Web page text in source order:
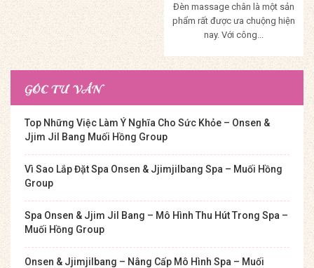
Đèn massage chân là một sản
phẩm rất được ưa chuộng hiện
nay. Với công...
Mua Hàng
GÓC TƯ VẤN
Top Những Việc Làm Ý Nghĩa Cho Sức Khỏe – Onsen &
Jjim Jil Bang Muối Hồng Group
Vì Sao Lắp Đặt Spa Onsen & Jjimjilbang Spa – Muối Hồng
Group
Spa Onsen & Jjim Jil Bang – Mô Hình Thu Hút Trong Spa –
Muối Hồng Group
Onsen & Jjimjilbang – Nâng Cấp Mô Hình Spa – Muối